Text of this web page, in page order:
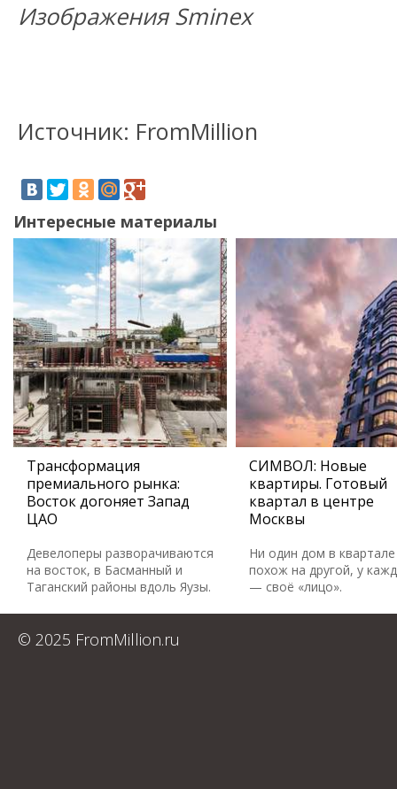
Изображения Sminex
Источник: FromMillion
Интересные материалы
Трансформация
премиального рынка:
Восток догоняет Запад
ЦАО
Девелоперы разворачиваются
на восток, в Басманный и
Таганский районы вдоль Яузы.
СИМВОЛ: Новые
квартиры. Готовый
квартал в центре
Москвы
Ни один дом в
похож на другой, у
— своё «лицо».
© 2025 FromMillion.ru